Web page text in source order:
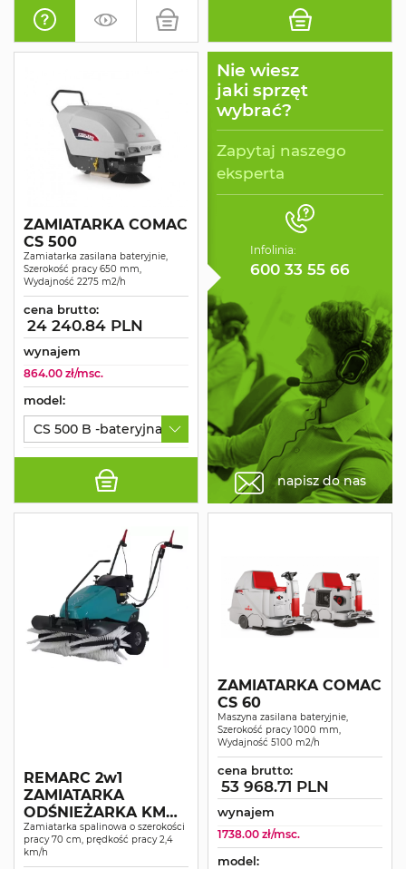
ZAMIATARKA COMAC
CS 500
Zamiatarka zasilana bateryjnie,
Szerokość pracy 650 mm,
Wydajność 2275 m2/h
cena brutto:
24 240.84 PLN
wynajem
864.00 zł/msc.
model:
CS 500 B -bateryjna
Nie wiesz
jaki sprzęt
wybrać?
Zapytaj naszego
eksperta
Infolinia:
600 33 55 66
napisz do nas
REMARC 2w1
ZAMIATARKA
ODŚNIEŻARKA KM
70 G
Zamiatarka spalinowa o szerokości
pracy 70 cm, prędkość pracy 2,4
km/h
ZAMIATARKA COMAC
CS 60
Maszyna zasilana bateryjnie,
Szerokość pracy 1000 mm,
Wydajność 5100 m2/h
cena brutto:
53 968.71 PLN
wynajem
1738.00 zł/msc.
model: